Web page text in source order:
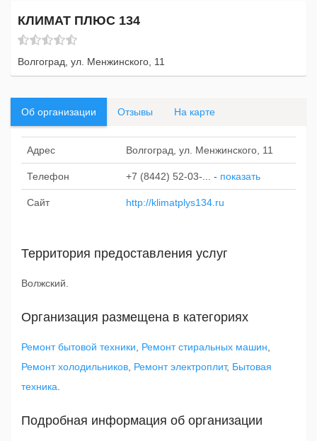
КЛИМАТ ПЛЮС 134
Волгоград, ул. Менжинского, 11
Об организации Отзывы На карте
Адрес Волгоград, ул. Менжинского, 11
Телефон +7 (8442) 52-03-... - показать
Сайт http://klimatplys134.ru
Территория предоставления услуг
Волжский.
Организация размещена в категориях
Ремонт бытовой техники Ремонт стиральных машин
Ремонт холодильников Ремонт электроплит, Бытовая
техника
Подробная информация об организации